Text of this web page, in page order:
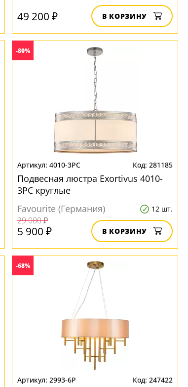
49 200 ₽ В КОРЗИНУ
-80%
4010-3PC 281185
Подвесная люстра Exortivus 4010-
3PC круглые
Favourite (Германия)
12 шт.
29 000 ₽
5 900 ₽ В КОРЗИНУ
-68%
2993-6P 247422